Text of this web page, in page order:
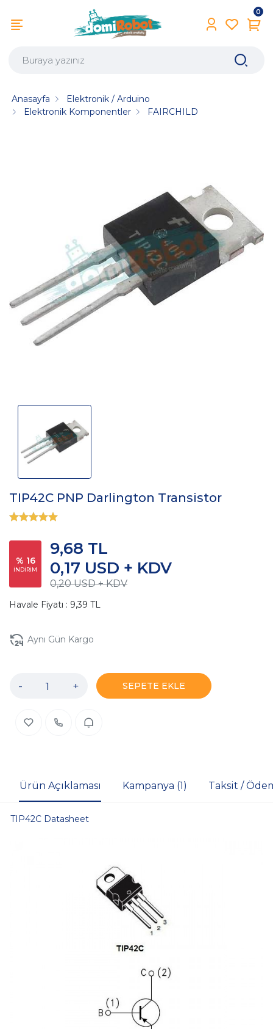
0
Anasayfa
Elektronik / Arduino
Elektronik Komponentler
FAIRCHILD
TIP42C PNP Darlington Transistor
% 16
İNDİRİM
0,20 USD + KDV
0,17 USD + KDV
9,68 TL
Havale Fiyatı : 9,39 TL
Aynı Gün Kargo
- + SEPETE EKLE
Ürün Açıklaması Kampanya (1) Taksit /
TIP42C Datasheet